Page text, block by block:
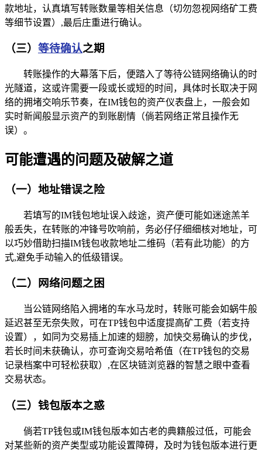
款地址，认真填写转账数量等相关信息（切勿忽视网络矿工费
等细节设置）,最后庄重进行确认。
（三） 等待确认之期
转账操作的大幕落下后，便踏入了等待公链网络确认的时
光隧道，这或许需要一段或长或短的时间，具体时长取决于网
络的拥堵交响乐节奏，在IM钱包的资产仪表盘上，一般会如
实时新闻般显示资产的到账剧情（倘若网络正常且操作无
误）。
可能遭遇的问题及破解之道
（一）地址错误之险
若填写的IM钱包地址误入歧途，资产便可能如迷途羔羊
般丢失，在转账的冲锋号吹响前，务必仔仔细细核对地址，可
以巧妙借助扫描IM钱包收款地址二维码（若有此功能）的方
式,避免手动输入的低级错误。
（二）网络问题之困
当公链网络陷入拥堵的车水马龙时，转账可能会如蜗牛般
延迟甚至无奈失败，可在TP钱包中适度提高矿工费（若支持
设置），如同为交易插上加速的翅膀，加快交易确认的步伐，
若长时间未获确认，亦可查询交易哈希值（在TP钱包的交易
记录档案中可轻松获取）,在区块链浏览器的智慧之眼中查看
交易状态。
（三）钱包版本之惑
倘若TP钱包或IM钱包版本如古老的典籍般过低，可能会
对某些新的资产类型或功能设置障碍，及时为钱包版本进行更